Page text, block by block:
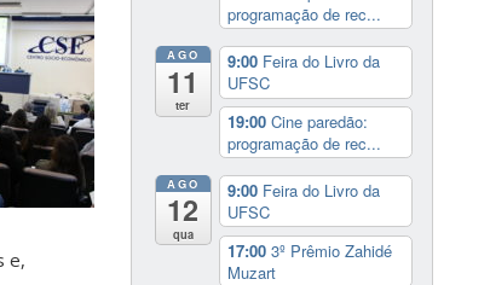
e,
programação de rec...
AGO
11
ter
9:00 Feira do Livro da
UFSC
19:00 Cine paredão:
programação de rec...
AGO
12
qua
9:00 Feira do Livro da
UFSC
17:00 3º Prêmio Zahidé
Muzart